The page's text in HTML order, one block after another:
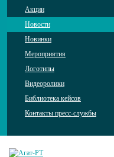
Акции
Новости
Новинки
Мероприятия
Логотипы
Видеоролики
Библиотека кейсов
Контакты пресс-службы